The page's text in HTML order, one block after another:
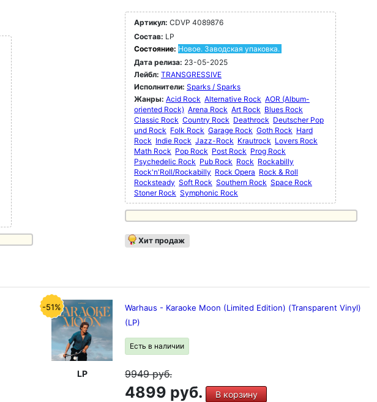
Артикул: CDVP 4089876
Состав: LP
Состояние: Новое. Заводская упаковка.
Дата релиза: 23-05-2025
Лейбл: TRANSGRESSIVE
Исполнители: Sparks / Sparks
Жанры: Acid Rock Alternative Rock AOR (Album-
oriented Rock) Arena Rock Art Rock Blues Rock
Classic Rock Country Rock Deathrock Deutscher Pop
und Rock Folk Rock Garage Rock Goth Rock Hard
Rock Indie Rock Jazz-Rock Krautrock Lovers Rock
Math Rock Pop Rock Post Rock Prog Rock
Psychedelic Rock Pub Rock Rock Rockabilly
Rock'n'Roll/Rockabilly Rock Opera Rock & Roll
Rocksteady Soft Rock Southern Rock Space Rock
Stoner Rock Symphonic Rock
Хит продаж
-51%
LP
Warhaus - Karaoke Moon (Limited Edition) (Transparent Vinyl)
(LP)
Есть в наличии
9949руб.
4899 руб. В корзину